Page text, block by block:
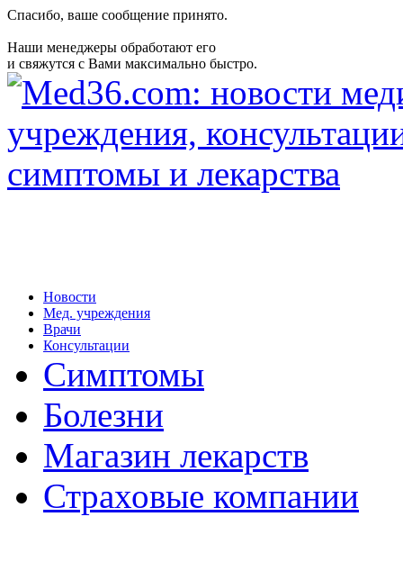
Спасибо, ваше сообщение принято.
Наши менеджеры обработают его
и свяжутся с Вами максимально быстро.
Новости
Мед. учреждения
Врачи
Консультации
Симптомы
Болезни
Магазин лекарств
Страховые компании